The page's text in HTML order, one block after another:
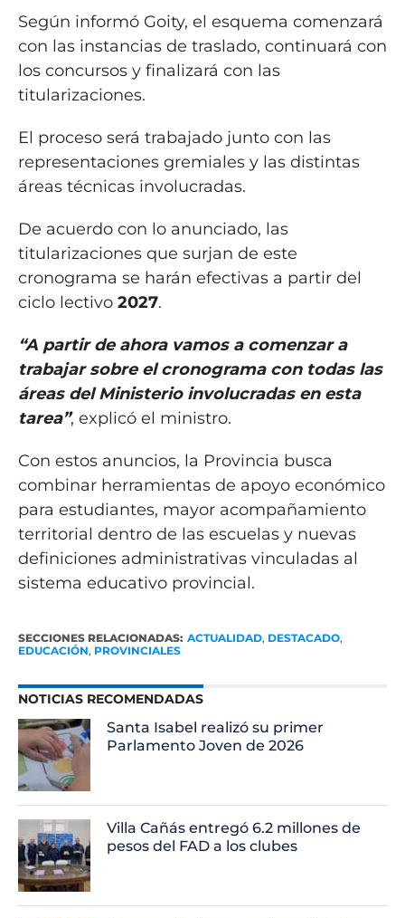
Según informó Goity, el esquema comenzará
con las instancias de traslado, continuará con
los concursos y finalizará con las
titularizaciones.
El proceso será trabajado junto con las
representaciones gremiales y las distintas
áreas técnicas involucradas.
De acuerdo con lo anunciado, las
titularizaciones que surjan de este
cronograma se harán efectivas a partir del
ciclo lectivo 2027.
“A partir de ahora vamos a comenzar a
trabajar sobre el cronograma con todas las
áreas del Ministerio involucradas en esta
tarea”, explicó el ministro.
Con estos anuncios, la Provincia busca
combinar herramientas de apoyo económico
para estudiantes, mayor acompañamiento
territorial dentro de las escuelas y nuevas
definiciones administrativas vinculadas al
sistema educativo provincial.
SECCIONES RELACIONADAS: ACTUALIDAD, DESTACADO,
EDUCACIÓN, PROVINCIALES
NOTICIAS RECOMENDADAS
Santa Isabel realizó su primer
Parlamento Joven de 2026
Villa Cañás entregó 6.2 millones de
pesos del FAD a los clubes